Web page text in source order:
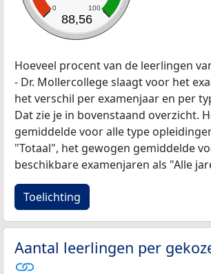
0 100
88,56
Hoeveel procent van de leerlingen
- Dr. Mollercollege slaagt voor het
het verschil per examenjaar en per
Dat zie je in bovenstaand overzicht.
gemiddelde voor alle type
"Totaal", het gewogen gemiddelde
beschikbare examenjaren als "Alle
Toelichting
Aantal leerlingen per